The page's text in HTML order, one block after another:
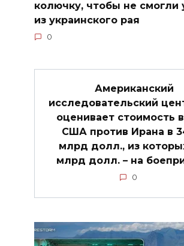
колючку, чтобы не смогли
из украинского рая
0
Американский
исследовательский
оценивает стоимость
США против Ирана в
млрд долл., из
млрд долл. – на
0